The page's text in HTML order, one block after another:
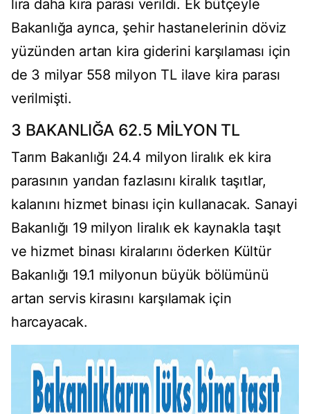
lira daha kira parası verildi. Ek bütçeyle
Bakanlığa ayrıca, şehir hastanelerinin döviz
yüzünden artan kira giderini karşılaması için
de 3 milyar 558 milyon TL ilave kira parası
verilmişti.
3 BAKANLIĞA 62.5 MİLYON TL
Tarım Bakanlığı 24.4 milyon liralık ek kira
parasının yarıdan fazlasını kiralık taşıtlar,
kalanını hizmet binası için kullanacak. Sanayi
Bakanlığı 19 milyon liralık ek kaynakla taşıt
ve hizmet binası kiralarını öderken Kültür
Bakanlığı 19.1 milyonun büyük bölümünü
artan servis kirasını karşılamak için
harcayacak.